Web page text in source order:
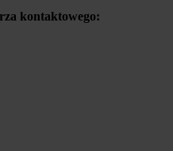
kontaktowego: